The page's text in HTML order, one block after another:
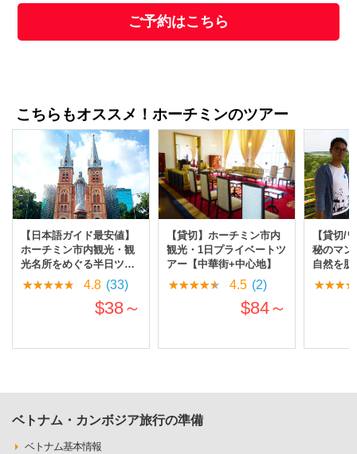
ご予約はこちら
こちらもオススメ！ホーチミンのツアー
【日本語ガイド最安値】
ホーチミン市内観光・観
光名所をめぐる半日ツア
ー(午前発/午後発)
4.8 (33)
$38～
【貸切】ホーチミン市内
観光・1日プライベートツ
アー【中華街+中心地】
4.5 (2)
$84～
【貸切/
秘のマン
自然を
ーツアー
ベトナム・カンボジア旅行の準備
ベトナム基本情報